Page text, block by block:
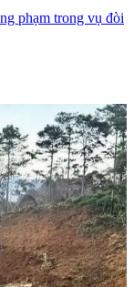
phạm trong vụ đòi